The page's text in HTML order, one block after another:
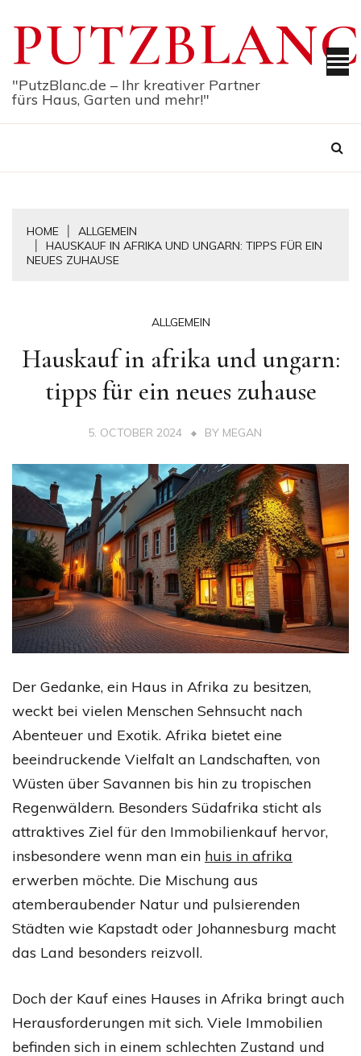
content
"PutzBlanc.de – Ihr kreativer Partner
fürs Haus, Garten und mehr!"
HOME
ALLGEMEIN
HAUSKAUF IN AFRIKA UND UNGARN: TIPPS FÜR EIN
NEUES ZUHAUSE
ALLGEMEIN
Hauskauf in afrika und ungarn:
tipps für ein neues zuhause
5. OCTOBER 2024 BY MEGAN
Der Gedanke, ein Haus in Afrika zu besitzen,
weckt bei vielen Menschen Sehnsucht nach
Abenteuer und Exotik. Afrika bietet eine
beeindruckende Vielfalt an Landschaften, von
Wüsten über Savannen bis hin zu tropischen
Regenwäldern. Besonders Südafrika sticht als
attraktives Ziel für den Immobilienkauf hervor,
insbesondere wenn man ein huis in afrika
erwerben möchte. Die Mischung aus
atemberaubender Natur und pulsierenden
Städten wie Kapstadt oder Johannesburg macht
das Land besonders reizvoll.
Doch der Kauf eines Hauses in Afrika bringt auch
Herausforderungen mit sich. Viele Immobilien
befinden sich in einem schlechten Zustand und